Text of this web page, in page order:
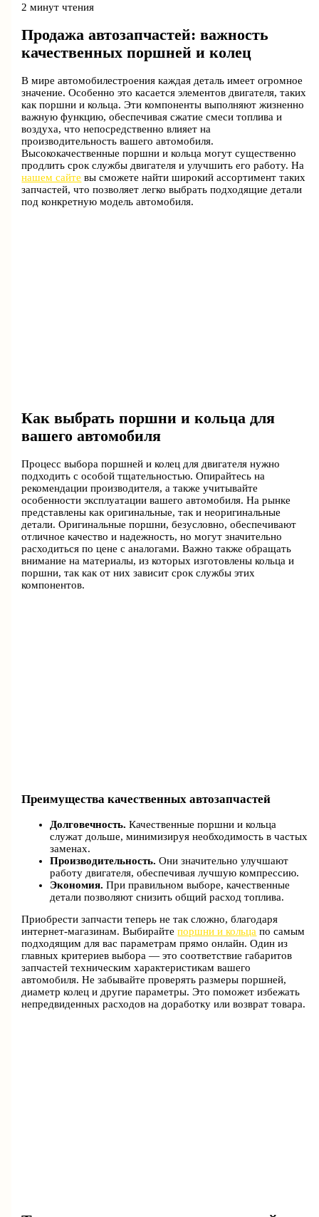
2 минут чтения
Продажа автозапчастей: важность
качественных поршней и колец
В мире автомобилестроения каждая деталь имеет огромное
значение. Особенно это касается элементов двигателя, таких
как поршни и кольца. Эти компоненты выполняют жизненно
важную функцию, обеспечивая сжатие смеси топлива и
воздуха, что непосредственно влияет на
производительность вашего автомобиля.
Высококачественные поршни и кольца могут существенно
продлить срок службы двигателя и улучшить его работу. На
нашем сайте вы сможете найти широкий ассортимент таких
запчастей, что позволяет легко выбрать подходящие детали
под конкретную модель автомобиля.
Как выбрать поршни и кольца для
вашего автомобиля
Процесс выбора поршней и колец для двигателя нужно
подходить с особой тщательностью. Опирайтесь на
рекомендации производителя, а также учитывайте
особенности эксплуатации вашего автомобиля. На рынке
представлены как оригинальные, так и неоригинальные
детали. Оригинальные поршни, безусловно, обеспечивают
отличное качество и надежность, но могут значительно
расходиться по цене с аналогами. Важно также обращать
внимание на материалы, из которых изготовлены кольца и
поршни, так как от них зависит срок службы этих
компонентов.
Преимущества качественных автозапчастей
Долговечность. Качественные поршни и кольца
служат дольше, минимизируя необходимость в частых
заменах.
Производительность. Они значительно улучшают
работу двигателя, обеспечивая лучшую компрессию.
Экономия. При правильном выборе, качественные
детали позволяют снизить общий расход топлива.
Приобрести запчасти теперь не так сложно, благодаря
интернет-магазинам. Выбирайтепоршни и кольца по самым
подходящим для вас параметрам прямо онлайн. Один из
главных критериев выбора — это соответствие габаритов
запчастей техническим характеристикам вашего
автомобиля. Не забывайте проверять размеры поршней,
диаметр колец и другие параметры. Это поможет избежать
непредвиденных расходов на доработку или возврат товара.